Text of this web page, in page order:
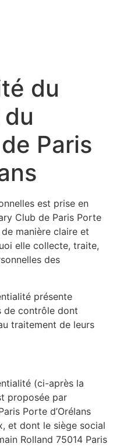
du
Paris
est prise en
Club de Paris Porte
manière claire et
elle collecte, traite,
des
présente
de contrôle dont
traitement de leurs
(ci-après la
proposée par
Porte d’Orélans
et dont le siège social
Rolland 75014 Paris